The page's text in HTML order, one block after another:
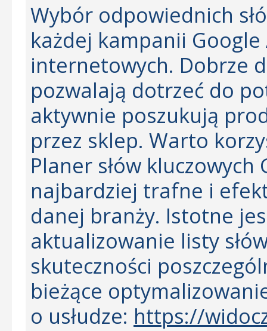
Wybór odpowiednich
każdej kampanii
internetowych. Dobrze
pozwalają dotrzeć do
aktywnie poszukują
przez sklep. Warto
Planer słów kluczowych
najbardziej trafne i
danej branży. Istotne
aktualizowanie listy
skuteczności
bieżące
o usłudze: https://